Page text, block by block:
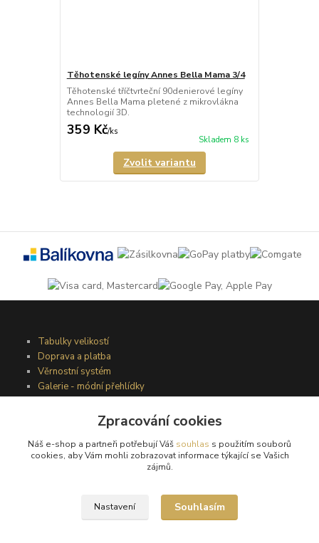
Těhotenské legíny Annes Bella Mama 3/4
Těhotenské tříčtvrteční 90denierové legíny
Annes Bella Mama pletené z mikrovlákna
technologií 3D.
359 Kč/ks
Skladem 8 ks
Zvolit variantu
Tabulky velikostí
Doprava a platba
Věrnostní systém
Galerie - módní přehlídky
Obchodní podmínky
Zpracování cookies
Náš e-shop a partneři potřebují Váš souhlas s použitím souborů
cookies, aby Vám mohli zobrazovat informace týkající se Vašich
zájmů.
Nastavení Souhlasím